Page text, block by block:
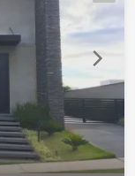
closet e
com
embutido.
e chuveiro.
piscina com
e uma casa
sala,